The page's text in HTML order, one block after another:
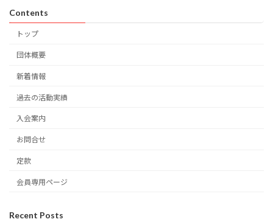
Contents
トップ
団体概要
新着情報
過去の活動実績
入会案内
お問合せ
定款
会員専用ページ
Recent Posts